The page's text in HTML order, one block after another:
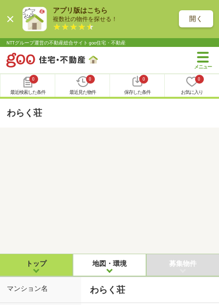
アプリ版はこちら
複数社の物件を探せる！ 開く
NTTグループ運営の不動産総合サイト goo住宅・不動産
0
最近検索した条件
0
最近見た物件
0
保存した条件
0
お気に入り
わらく荘
トップ 地図・環境 募集物件
マンション名 わらく荘